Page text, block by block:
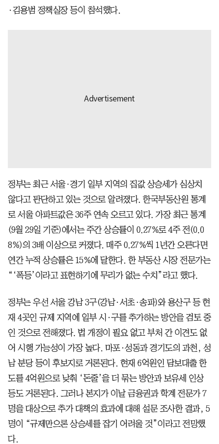
·김용범 정책실장 등이 참석했다.
정부는 최근 서울·경기 일부 지역의 집값 상승세가 심상치
않다고 판단하고 있는 것으로 알려졌다. 한국부동산원 통계
로 서울 아파트값은 36주 연속 오르고 있다. 가장 최근 통계
(9월 29일 기준)에서는 주간 상승률이 0.27%로 4주 전(0.0
8%)의 3배 이상으로 커졌다. 매주 0.27%씩 1년간 오른다면
연간 누적 상승률은 15%에 달한다. 한 부동산 시장 전문가는
“‘폭등’이라고 표현하기에 무리가 없는 수치”라고 했다.
정부는 우선 서울 강남 3구(강남·서초·송파)와 용산구 등 현
재 4곳인 규제 지역에 일부 시·구를 추가하는 방안을 검토 중
인 것으로 전해졌다. 법 개정이 필요 없고 부처 간 이견도 없
어 시행 가능성이 가장 높다. 마포·성동과 경기도의 과천, 성
남 분당 등이 후보지로 거론된다. 현재 6억원인 담보대출 한
도를 4억원으로 낮춰 ‘돈줄’을 더 묶는 방안과 보유세 인상
등도 거론된다. 그러나 본지가 이날 금융권과 학계 전문가 7
명을 대상으로 추가 대책의 효과에 대해 설문 조사한 결과, 5
명이 “규제만으론 상승세를 잡기 어려울 것”이라고 전망했
다.